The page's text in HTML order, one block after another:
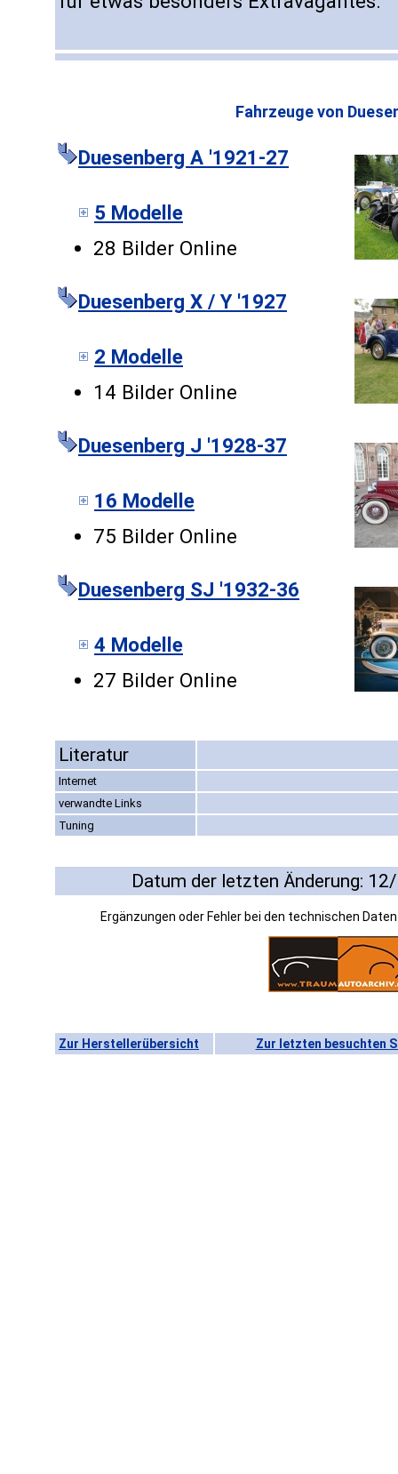
Fahrzeuge von
Duesenberg A '1921-27
5 Modelle
28 Bilder Online
Duesenberg X / Y '1927
2 Modelle
14 Bilder Online
Duesenberg J '1928-37
16 Modelle
75 Bilder Online
Duesenberg SJ '1932-36
4 Modelle
27 Bilder Online
Literatur
Internet
verwandte Links
Tuning
Datum der letzten Änderung:
Ergänzungen oder Fehler bei den technischen
Zur Herstellerübersicht Zur letzten besuchten